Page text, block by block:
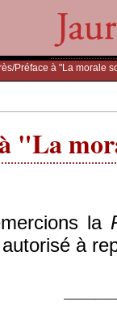
/Préface à "La morale
"La
la
à